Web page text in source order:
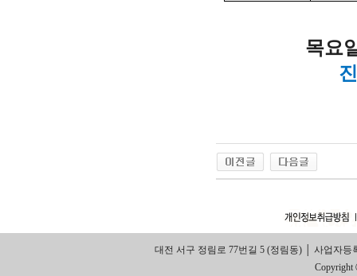
목요
대전 서구 정림로 77번길 5 (정림동) │ 사업자등